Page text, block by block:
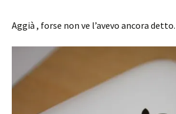
Aggià , forse non ve l’avevo ancora detto.